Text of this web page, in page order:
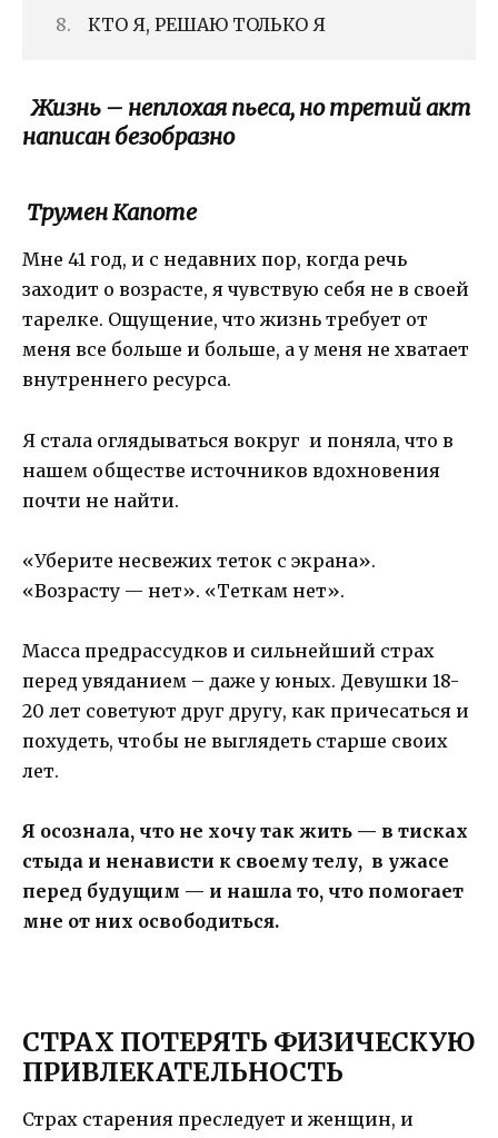
КТО Я, РЕШАЮ ТОЛЬКО Я
Жизнь – неплохая пьеса, но третий акт
написан безобразно
Трумен Капоте
Мне 41 год, и с недавних пор, когда речь
заходит о возрасте, я чувствую себя не в своей
тарелке. Ощущение, что жизнь требует от
меня все больше и больше, а у меня не хватает
внутреннего ресурса.
Я стала оглядываться вокруг и поняла, что в
нашем обществе источников вдохновения
почти не найти.
«Уберите несвежих теток с экрана».
«Возрасту — нет». «Теткам нет».
Масса предрассудков и сильнейший страх
перед увяданием – даже у юных. Девушки 18-
20 лет советуют друг другу, как причесаться и
похудеть, чтобы не выглядеть старше своих
лет.
Я осознала, что не хочу так жить — в тисках
стыда и ненависти к своему телу, в ужасе
перед будущим — и нашла то, что помогает
мне от них освободиться.
СТРАХ ПОТЕРЯТЬ ФИЗИЧЕСКУЮ
ПРИВЛЕКАТЕЛЬНОСТЬ
Страх старения преследует и женщин, и